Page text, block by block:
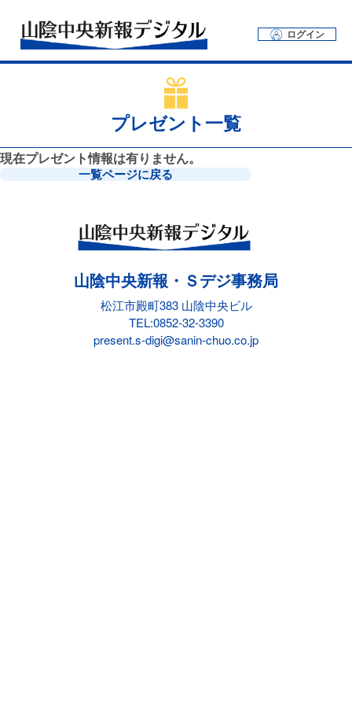
ログイン
プレゼント一覧
現在プレゼント情報は有りません。
一覧ページに戻る
山陰中央新報・Ｓデジ事務局
松江市殿町383 山陰中央ビル
TEL:0852-32-3390
present.s-digi@sanin-chuo.co.jp